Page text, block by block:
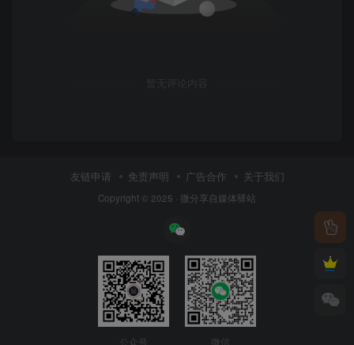
暂无评论内容
友链申请 免责声明 广告合作 关于我们
Copyright © 2025 · 微分享自媒体驿站
公众号 微信